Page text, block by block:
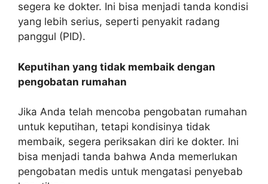
segera ke dokter. Ini bisa menjadi tanda kondisi
yang lebih serius, seperti penyakit radang
panggul (PID).
Keputihan yang tidak membaik dengan
pengobatan rumahan
Jika Anda telah mencoba pengobatan rumahan
untuk keputihan, tetapi kondisinya tidak
membaik, segera periksakan diri ke dokter. Ini
bisa menjadi tanda bahwa Anda memerlukan
pengobatan medis untuk mengatasi penyebab